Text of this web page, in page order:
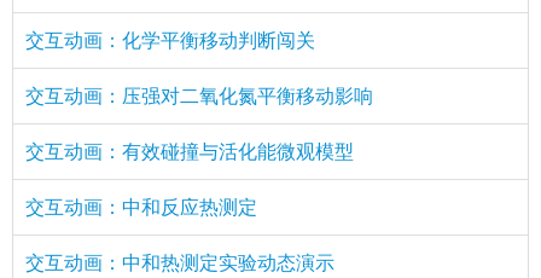
交互动画：化学平衡移动判断闯关
交互动画：压强对二氧化氮平衡移动影响
交互动画：有效碰撞与活化能微观模型
交互动画：中和反应热测定
交互动画：中和热测定实验动态演示